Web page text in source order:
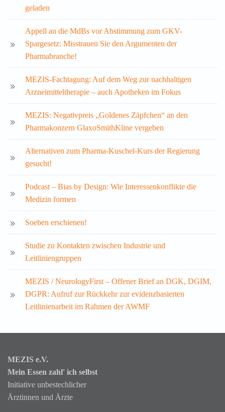
geladen
Appell an die MdBs vor Abstimmung zum GKV-
Spargesetz: Misstrauen Sie den Argumenten der
Pharmabranche!
MEZIS-Fachtagung: Auf dem Weg zur nachhaltigen
Arzneimitteltherapie – auch Apotheken im Fokus
MEZIS: Negativpreis „Goldenes Zäpfchen“ an den
Pharmakonzern GlaxoSmithKline vergeben
Alternativen zum Pharma-Kuschel-Kurs der Regierung
gesucht!
Podcast – Bias by Design: Wie Interessenkonflikte die
Medizin formen
Soeben erschienen!
Studie zu Kontakten zwischen Industrie und
Leitliniengruppen
MEZIS / NeurologyFirst – Offener Brief an DGK, DGIM,
DGPR: Aufruf zur Rückkehr zur evidenzbasierten
Leitlinienarbeit im Rahmen der AWMF
MEZIS e.V.
Mein Essen zahl' ich selbst
Initiative unbestechlicher
Ärztinnen und Ärzte